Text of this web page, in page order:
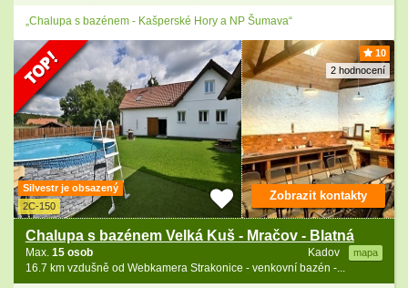
„Chalupa s bazénem - Kašperské Hory a NP Šumava“
10
2 hodnocení
Silvestr je obsazený
2C-150
Chalupa s bazénem Velká Kuš - Mračov - Blatná
Kadov mapa
Max. 15 osob
16.7 km vzdušně od Webkamera Strakonice - venkovní bazén -...
Zobrazit kontakty